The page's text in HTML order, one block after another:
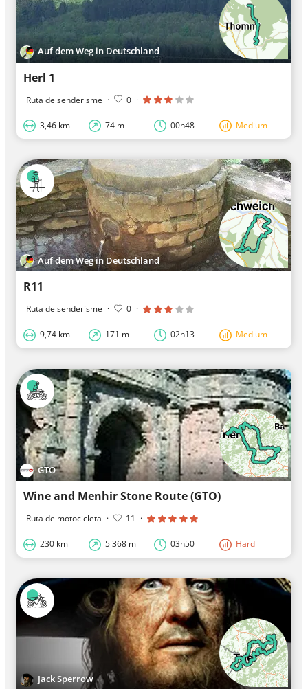
Auf dem Weg in Deutschland
Herl 1
Ruta de senderisme · 0 ·
3,46 km 74 m 00h48 Medium
Auf dem Weg in Deutschland
R11
Ruta de senderisme · 0 ·
9,74 km 171 m 02h13 Medium
GTO
Wine and Menhir Stone Route (GTO)
Ruta de motocicleta · 11 ·
230 km 5 368 m 03h50 Hard
Jack Sperrow